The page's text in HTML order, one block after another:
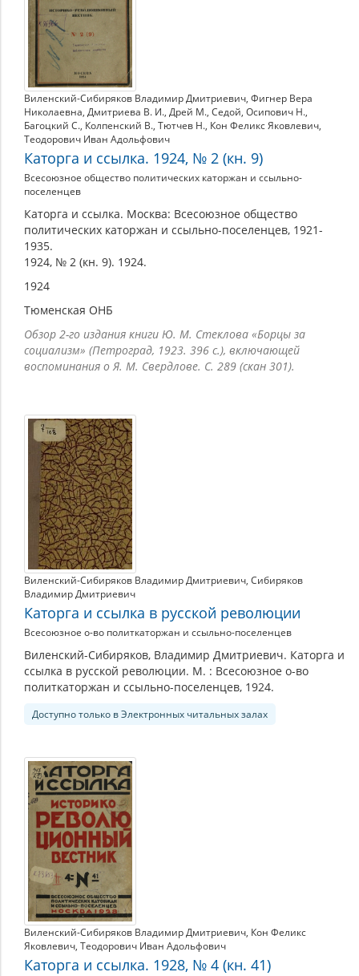
Виленский-Сибиряков Владимир Дмитриевич, Фигнер Вера
Николаевна, Дмитриева В. И., Дрей М., Седой, Осипович Н.,
Багоцкий С., Колпенский В., Тютчев Н., Кон Феликс Яковлевич,
Теодорович Иван Адольфович
Каторга и ссылка. 1924, № 2 (кн. 9)
Всесоюзное общество политических каторжан и ссыльно-
поселенцев
Каторга и ссылка. Москва: Всесоюзное общество
политических каторжан и ссыльно-поселенцев, 1921-
1935.
1924, № 2 (кн. 9). 1924.
1924
Тюменская ОНБ
Обзор 2-го издания книги Ю. М. Стеклова «Борцы за
социализм» (Петроград, 1923. 396 с.), включающей
воспоминания о Я. М. Свердлове. С. 289 (скан 301).
Виленский-Сибиряков Владимир Дмитриевич, Сибиряков
Владимир Дмитриевич
Каторга и ссылка в русской революции
Всесоюзное о-во политкаторжан и ссыльно-поселенцев
Виленский-Сибиряков, Владимир Дмитриевич. Каторга и
ссылка в русской революции. М. : Всесоюзное о-во
политкаторжан и ссыльно-поселенцев, 1924.
Доступно только в Электронных читальных залах
Виленский-Сибиряков Владимир Дмитриевич, Кон Феликс
Яковлевич, Теодорович Иван Адольфович
Каторга и ссылка. 1928, № 4 (кн. 41)